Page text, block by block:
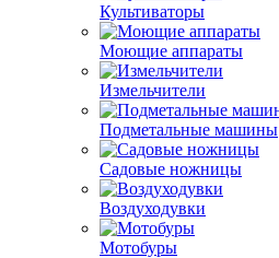
Культиваторы
Моющие аппараты
Измельчители
Подметальные машины
Садовые ножницы
Воздуходувки
Мотобуры